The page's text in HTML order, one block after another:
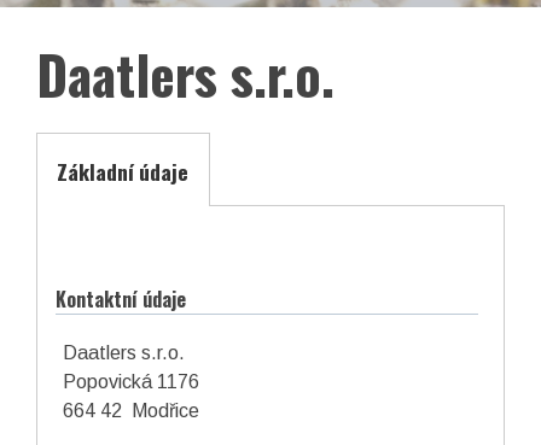
asociace České republiky
Daatlers s.r.o.
Základní údaje
Kontaktní údaje
Daatlers s.r.o.
Popovická 1176
664 42 Modřice